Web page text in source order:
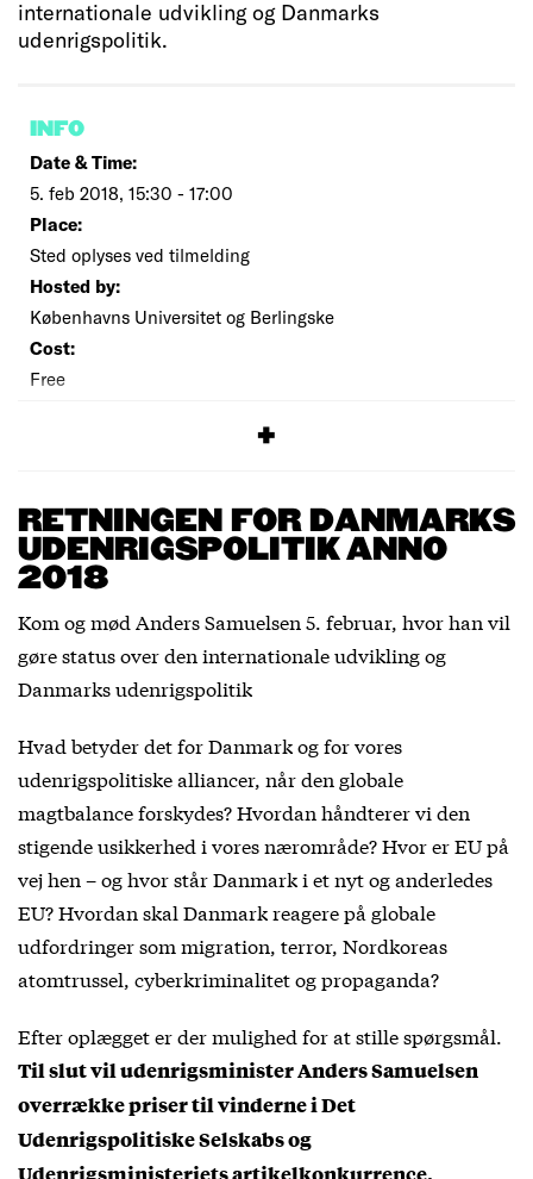
internationale udvikling og Danmarks
udenrigspolitik.
INFO
Date & Time:
5. feb 2018, 15:30 - 17:00
Place:
Sted oplyses ved tilmelding
Hosted by:
Københavns Universitet og Berlingske
Cost:
Free
RETNINGEN FOR DANMARKS
UDENRIGSPOLITIK ANNO
2018
Kom og mød Anders Samuelsen 5. februar, hvor han vil
gøre status over den internationale udvikling og
Danmarks udenrigspolitik
Hvad betyder det for Danmark og for vores
udenrigspolitiske alliancer, når den globale
magtbalance forskydes? Hvordan håndterer vi den
stigende usikkerhed i vores nærområde? Hvor er EU på
vej hen – og hvor står Danmark i et nyt og anderledes
EU? Hvordan skal Danmark reagere på globale
udfordringer som migration, terror, Nordkoreas
atomtrussel, cyberkriminalitet og propaganda?
Efter oplægget er der mulighed for at stille spørgsmål.
Til slut vil udenrigsminister Anders Samuelsen
overrække priser til vinderne i Det
Udenrigspolitiske Selskabs og